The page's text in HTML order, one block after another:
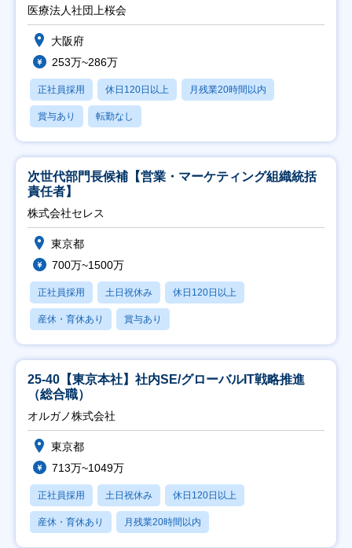
医療法人社団上桜会
大阪府
253万~286万
正社員採用 休日120日以上 月残業20時間以内
賞与あり 転勤なし
次世代部門長候補【営業・マーケティング組織統括
責任者】
株式会社セレス
東京都
700万~1500万
正社員採用 土日祝休み 休日120日以上
産休・育休あり 賞与あり
25-40【東京本社】社内SE/グローバルIT戦略推進
（総合職）
オルガノ株式会社
東京都
713万~1049万
正社員採用 土日祝休み 休日120日以上
産休・育休あり 月残業20時間以内